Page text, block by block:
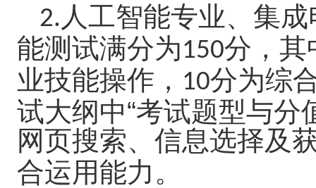
2. 人工智能专业、集
能测试满分为150分，其
业技能操作， 10分为综
试大纲中“考试题型与分
网页搜索、信息选择及
合运用能力。